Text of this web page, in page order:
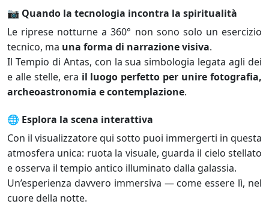
📷 Quando la tecnologia incontra la spiritualità
Le riprese notturne a 360° non sono solo un esercizio
tecnico, ma una forma di narrazione visiva.
Il Tempio di Antas, con la sua simbologia legata agli dei
e alle stelle, era il luogo perfetto per unire fotografia,
archeoastronomia e contemplazione.
🌐 Esplora la scena interattiva
Con il visualizzatore qui sotto puoi immergerti in questa
atmosfera unica: ruota la visuale, guarda il cielo stellato
e osserva il tempio antico illuminato dalla galassia.
Un’esperienza davvero immersiva — come essere lì, nel
cuore della notte.